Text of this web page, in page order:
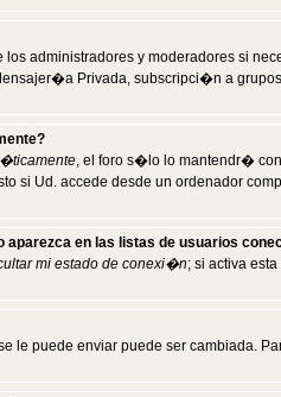
administradores y moderadores si
Privada, subscripci�n a
, el foro s�lo lo mantendr�
si Ud. accede desde un ordenador
en las listas de usuarios
mi estado de conexi�n; si activa
le puede enviar puede ser cambiada.